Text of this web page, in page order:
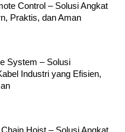
Control – Solusi Angkat
Praktis, dan Aman
System – Solusi
Industri yang Efisien,
Hoist – Solusi Angkat